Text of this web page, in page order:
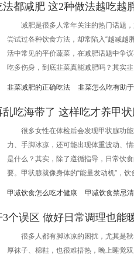
都减肥 这2种做法越吃越
减肥是很多人常年关注的热门话题，
尝试过各种饮食方法，却常陷入“越减越
活中常见的平价蔬菜，在减肥话题中争
吃多伤身，到底韭菜真能减肥吗？其实
韭菜减肥的正确吃法 韭菜怎么吃有助
吃海带了 这样吃才养甲
很多女性在体检后会发现甲状腺功能
力、手脚冰凉，还可能出现体重波动、
是什么？其实，除了遵循指导，日常饮
要。甲状腺就像身体的“能量发动机”，饮
甲减饮食怎么吃才健康 甲减饮食禁忌
个误区 做好日常调理也能
很多人都有脚冰凉的困扰，尤其是秋
厚袜子、棉鞋，也很难捂热，晚上睡觉